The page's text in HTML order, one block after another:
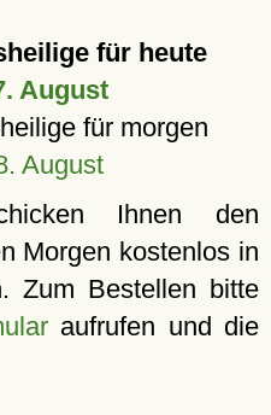
für heute
August
für morgen
August
Ihnen den
Morgen kostenlos in
Zum Bestellen bitte
aufrufen und die